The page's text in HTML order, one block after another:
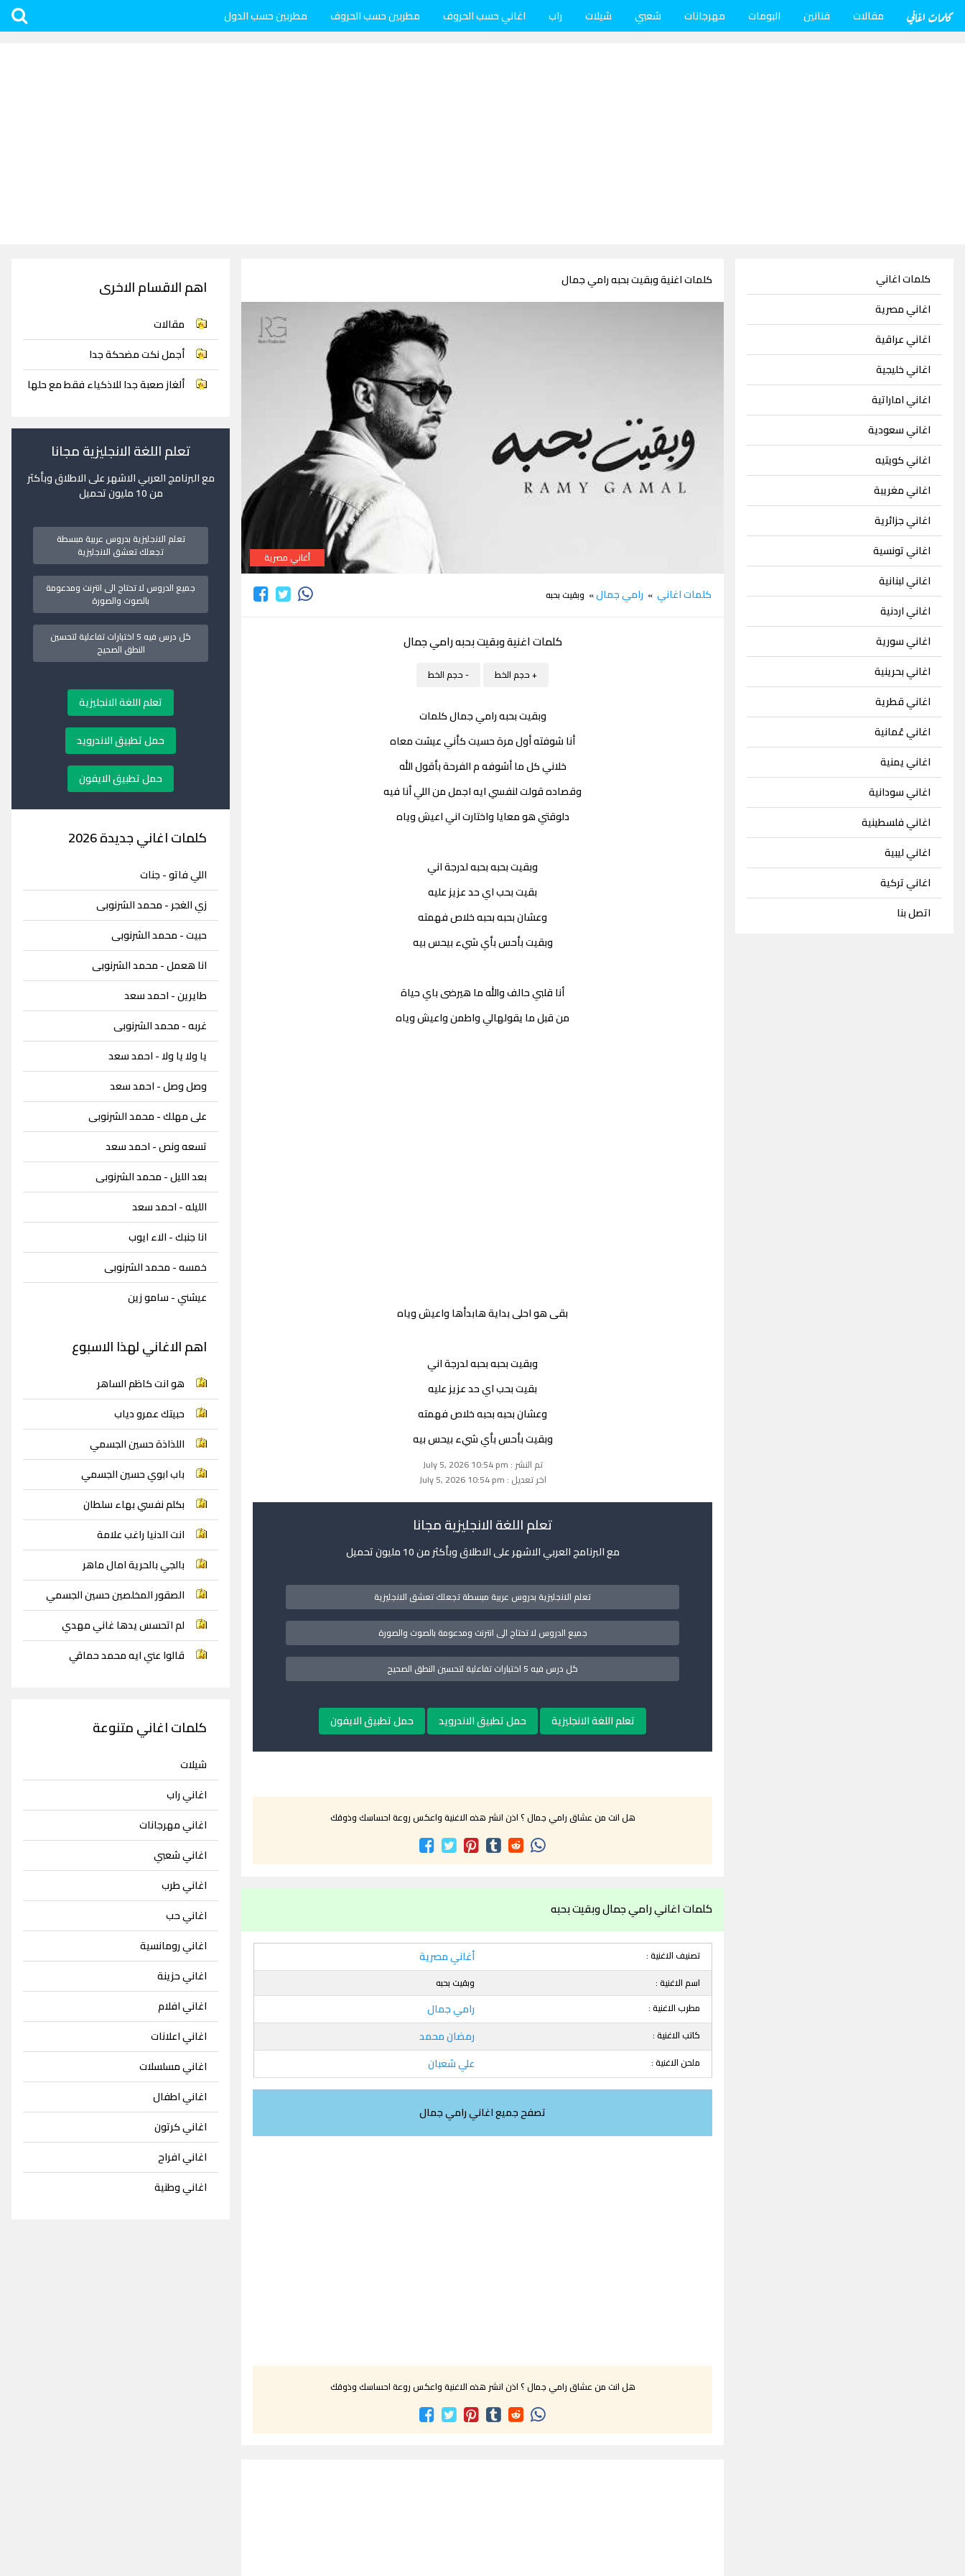
كلمات اغاني مقالات فنانين البومات مهرجانات شعبي شيلات راب اغاني حسب الحروف مطربين حسب الحروف مطربين حسب الدول
كلمات اغاني
اغاني مصرية
اغاني عراقية
اغاني خليجية
اغاني اماراتية
اغاني سعودية
اغاني كويتيه
اغاني مغريبة
اغاني جزائرية
اغاني تونسية
اغاني لبنانية
اغاني اردنية
اغاني سورية
اغاني بحرينية
اغاني قطرية
اغاني عُمانية
اغاني يمنية
اغاني سودانية
اغاني فلسطينية
اغاني ليبية
اغاني تركية
اتصل بنا
كلمات اغنية وبقيت بحبه رامي جمال
أغاني مصرية
كلمات اغاني » رامي جمال» وبقيت بحبه
كلمات اغنية وبقيت بحبه رامي جمال
+ حجم الخط - حجم الخط
وبقيت بحبه رامي جمال كلمات
أنا شوفته أول مرة حسيت كأني عيشت معاه
خلاني كل ما أشوفه م الفرحة بأقول الله
وقصاده قولت لنفسي ايه اجمل من اللي أنا فيه
دلوقتي هو معايا واختارت اني اعيش وياه
وبقيت بحبه بحبه لدرجة اني
بقيت بحب اي حد عزيز عليه
وعشان بحبه بحبه خلاص فهمته
وبقيت بأحس بأي شيء بيحس بيه
أنا قلبي حالف والله ما هيرضى باي حياة
من قبل ما يقولهالي واطمن واعيش وياه
بقى هو احلى بداية هابدأها واعيش وياه
وبقيت بحبه بحبه لدرجة اني
بقيت بحب اي حد عزيز عليه
وعشان بحبه بحبه خلاص فهمته
وبقيت بأحس بأي شيء بيحس بيه
تم النشر : July 5, 2026 10:54 pm
اخر تعديل : July 5, 2026 10:54 pm
تعلم اللغة الانجليزية مجانا
مع البرنامج العربي الاشهر على الاطلاق وبأكثر من 10 مليون تحميل
تعلم الانجليزية بدروس عربية مبسطة تجعلك تعشق الانجليزية
جميع الدروس لا تحتاج الى انترنت ومدعومة بالصوت والصورة
كل درس فيه 5 اختبارات تفاعلية لتحسين النطق الصحيح
تعلم اللغة الانجليزية حمل تطبيق الاندرويد حمل تطبيق الايفون
هل انت من عشاق رامي جمال ؟ اذن انشر هذه الاغنية واعكس روعة احساسك وذوقك
كلمات اغاني رامي جمال وبقيت بحبه
تصنيف الاغنية : أغاني مصرية
اسم الاغنية :
وبقيت بحبه
مطرب الاغنية :
رامي جمال
كاتب الاغنية : رمضان محمد
ملحن الاغنية : علي شعبان
تصفح جميع اغاني رامي جمال
هل انت من عشاق رامي جمال ؟ اذن انشر هذه الاغنية واعكس روعة احساسك وذوقك
اهم الاقسام الاخرى
مقالات
أجمل نكت مضحكة جدا
ألغاز صعبة جدا للاذكياء فقط مع حلها
تعلم اللغة الانجليزية مجانا
مع البرنامج العربي الاشهر على الاطلاق وبأكثر
من 10 مليون تحميل
تعلم الانجليزية بدروس عربية مبسطة
تجعلك تعشق الانجليزية
جميع الدروس لا تحتاج الى انترنت ومدعومة
بالصوت والصورة
كل درس فيه 5 اختبارات تفاعلية لتحسين
النطق الصحيح
تعلم اللغة الانجليزية
حمل تطبيق الاندرويد
حمل تطبيق الايفون
كلمات اغاني جديدة 2026
اللي فاتو - جنات
زي الغجر - محمد الشرنوبى
حبيت - محمد الشرنوبى
انا هعمل - محمد الشرنوبى
طايرين - احمد سعد
غربه - محمد الشرنوبى
يا ولا يا ولا - احمد سعد
وصل وصل - احمد سعد
على مهلك - محمد الشرنوبى
تسعه ونص - احمد سعد
بعد الليل - محمد الشرنوبى
الليله - احمد سعد
انا جنبك - الاء ايوب
خمسه - محمد الشرنوبى
عيشني - سامو زين
اهم الاغاني لهذا الاسبوع
هو انت كاظم الساهر
حبيتك عمرو دياب
اللذاذة حسين الجسمي
باب ابوي حسين الجسمي
بكلم نفسي بهاء سلطان
انت الدنيا راغب علامة
بالجي بالحرية امال ماهر
الصقور المخلصين حسين الجسمي
لم اتحسس يدها غاني مهدي
قالوا عني ايه محمد حماقي
كلمات اغاني متنوعة
شيلات
اغاني راب
اغاني مهرجانات
اغاني شعبي
اغاني طرب
اغاني حب
اغاني رومانسية
اغاني حزينة
اغاني افلام
اغاني اعلانات
اغاني مسلسلات
اغاني اطفال
اغاني كرتون
اغاني افراح
اغاني وطنية